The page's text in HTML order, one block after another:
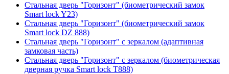
Стальная дверь "Горизонт" (биометрический замок
Smart lock Y23)
Стальная дверь "Горизонт" (биометрический замок
Smart lock DZ 888)
Стальная дверь "Горизонт" с зеркалом (адаптивная
замковая часть)
Стальная дверь "Горизонт" с зеркалом (биометрическая
дверная ручка Smart lock T888)